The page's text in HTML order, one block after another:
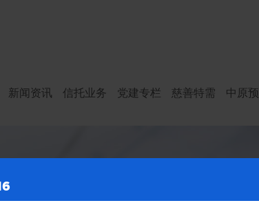
新闻资讯 信托业务 党建专栏 慈善特需 中原